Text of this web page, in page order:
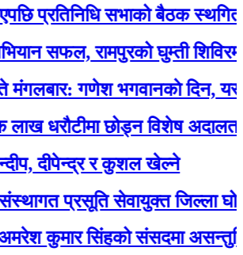
सभाको बैठक स्थगित
सफल, रामपुरको घुम्ती शिविरमा
गणेश भगवानकाे दिन, यस्ताे
धरौटीमा छोड्न विशेष अदालतको
दीपेन्द्र र कुशल खेल्ने
प्रसूति सेवायुक्त जिल्ला घोषित
सिंहको संसदमा असन्तुष्टि